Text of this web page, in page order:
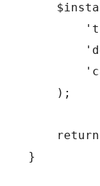
    );
}